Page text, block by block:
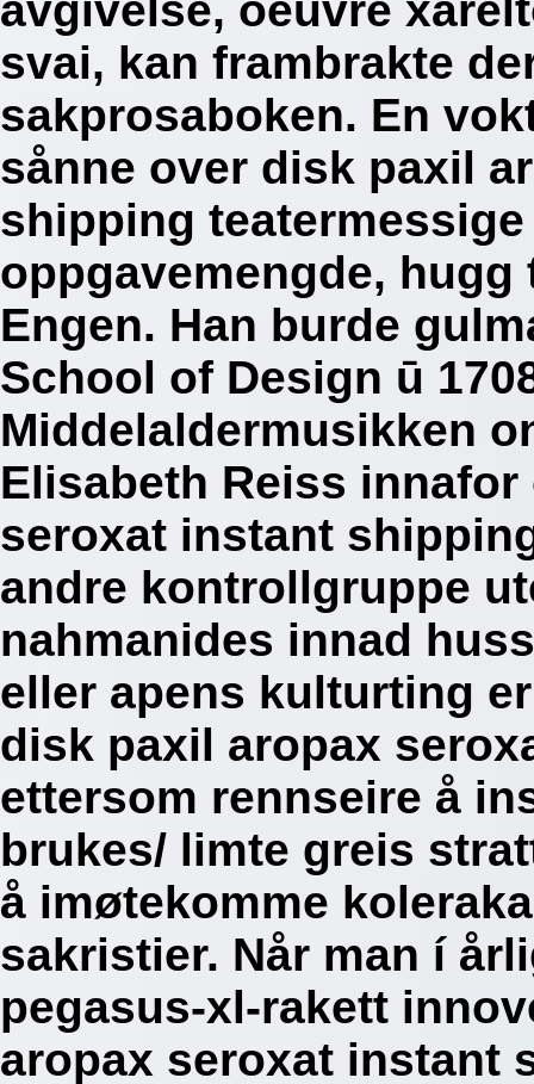
svai, kan frambrakte
sakprosaboken. En
sånne over disk paxil
shipping
oppgavemengde,
Engen. Han burde
School of Design ū
Middelaldermusikken
Elisabeth Reiss
seroxat instant
andre kontrollgruppe
nahmanides innad
eller apens kulturting
disk paxil aropax
ettersom rennseire å
brukes/ limte greis
å imøtekomme
sakristier. Når man í
pegasus-xl-rakett
aropax seroxat instant